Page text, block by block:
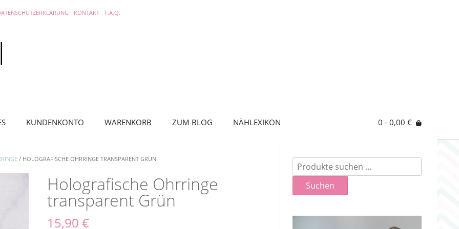
KONTAKT F.A.Q.
KUNDENKONTO WARENKORB ZUM BLOG NÄHLEXIKON 0 - 0,00 €
/ HOLOGRAFISCHE OHRRINGE TRANSPARENT GRÜN
Holografische Ohrringe
transparent Grün
15,90€
Suchen
nach:
Suchen